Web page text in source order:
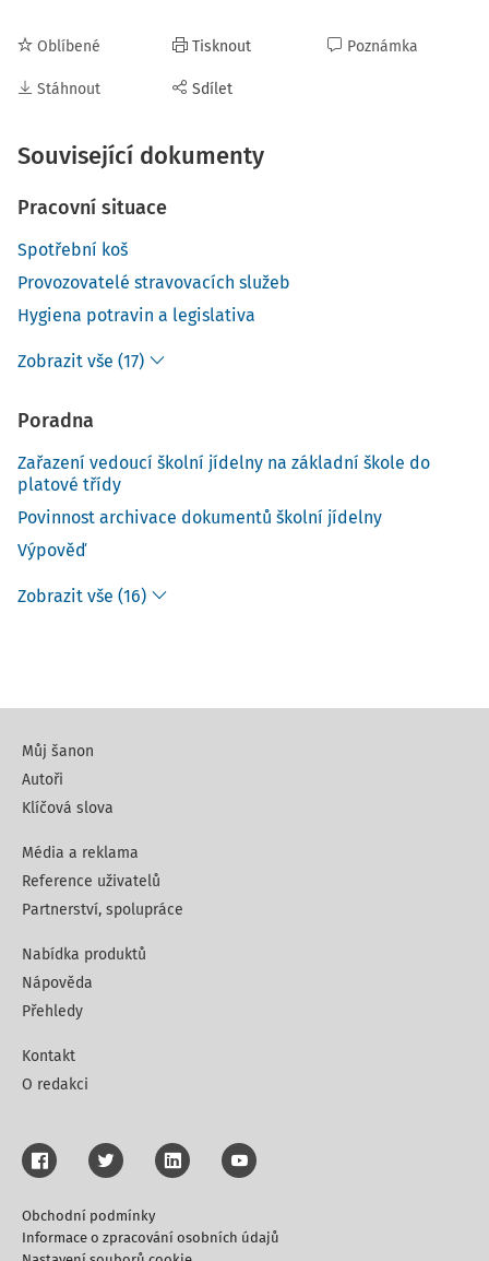
Oblíbené
Stáhnout
Tisknout
Sdílet
Poznámka
Související dokumenty
Pracovní situace
Spotřební koš
Provozovatelé stravovacích služeb
Hygiena potravin a legislativa
Zobrazit vše (17)
Poradna
Zařazení vedoucí školní jídelny na základní škole do
platové třídy
Povinnost archivace dokumentů školní jídelny
Výpověď
Zobrazit vše (16)
Můj šanon
Autoři
Klíčová slova
Média a reklama
Reference uživatelů
Partnerství, spolupráce
Nabídka produktů
Nápověda
Přehledy
Kontakt
O redakci
Obchodní podmínky
Informace o zpracování osobních údajů